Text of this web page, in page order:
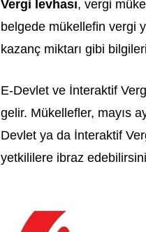
Vergi levhası, vergi
belgede mükellefin vergi
kazanç miktarı gibi
E-Devlet ve İnteraktif
gelir. Mükellefler, mayıs
Devlet ya da İnteraktif
yetkililere ibraz